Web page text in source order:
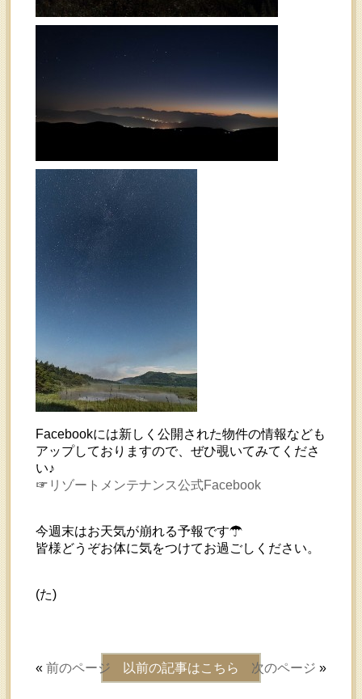
Facebookには新しく公開された物件の情報なども
アップしておりますので、ぜひ覗いてみてくださ
い♪
☞ リゾートメンテナンス公式Facebook
今週末はお天気が崩れる予報です☂︎
皆様どうぞお体に気をつけてお過ごしください。
(た)
« 前のページ 次のページ »
以前の記事はこちら